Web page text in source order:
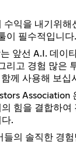
수익을 내기위해
이 필수적입니다.
앞선 A.I. 데이
리고 경험 많은
께 사용해 보십
Association
힘을 결합하여
.
들의 솔직한 경